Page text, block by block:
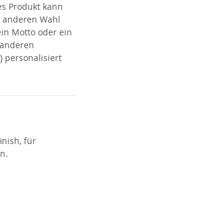
Produkt kann
Wahl
Motto oder ein
personalisiert
für